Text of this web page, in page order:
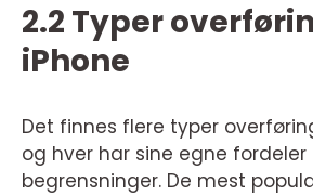
2.2 Typer
iPhone
Det finnes flere typer
og hver har sine egne fordeler
begrensninger. De mest